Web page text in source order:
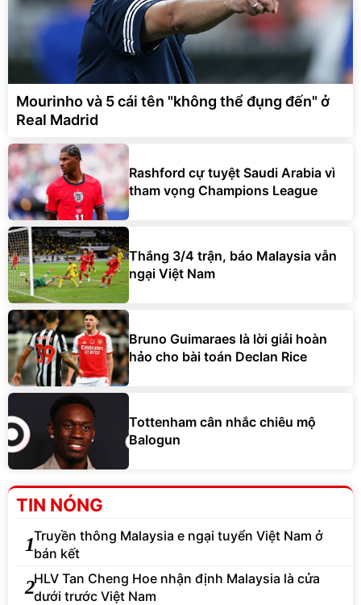
Mourinho và 5 cái tên "không thể đụng đến" ở
Real Madrid
Rashford cự tuyệt Saudi Arabia vì
tham vọng Champions League
Thắng 3/4 trận, báo Malaysia vẫn
ngại Việt Nam
Bruno Guimaraes là lời giải hoàn
hảo cho bài toán Declan Rice
Tottenham cân nhắc chiêu mộ
Balogun
TIN NÓNG
1Truyền thông Malaysia e ngại tuyển Việt Nam ở
bán kết
2HLV Tan Cheng Hoe nhận định Malaysia là cửa
dưới trước Việt Nam